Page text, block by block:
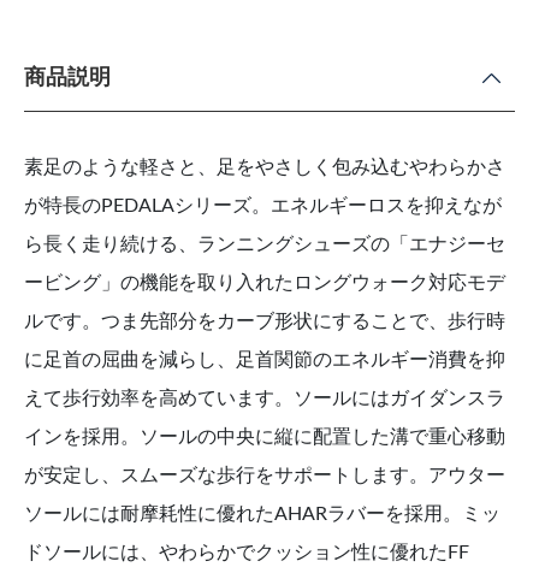
商品説明
素足のような軽さと、足をやさしく包み込むやわらかさ
が特長のPEDALAシリーズ。エネルギーロスを抑えなが
ら長く走り続ける、ランニングシューズの「エナジーセ
ービング」の機能を取り入れたロングウォーク対応モデ
ルです。つま先部分をカーブ形状にすることで、歩行時
に足首の屈曲を減らし、足首関節のエネルギー消費を抑
えて歩行効率を高めています。ソールにはガイダンスラ
インを採用。ソールの中央に縦に配置した溝で重心移動
が安定し、スムーズな歩行をサポートします。アウター
ソールには耐摩耗性に優れたAHARラバーを採用。ミッ
ドソールには、やわらかでクッション性に優れたFF